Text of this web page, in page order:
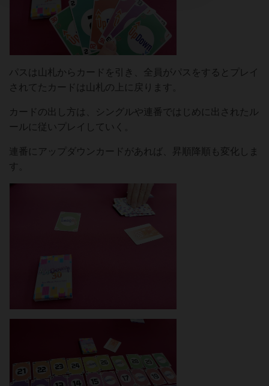
パスは山札からカードを引き、全員がパスをするとプレイ
されてたカードは山札の上に戻ります。
カードの出し方は、シングルや連番ではじめに出されたル
ールに従いプレイしていく。
連番にアップダウンカードがあれば、昇順降順も変化しま
す。